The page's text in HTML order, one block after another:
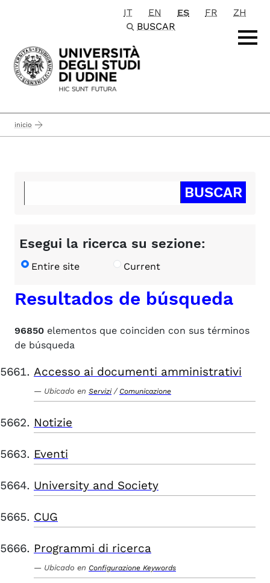
Passa al contenuto principale
IT EN ES FR
ZH
BUSCAR
inicio
Esegui la ricerca su sezione:
Entire site Current
Resultados de búsqueda
96850 elementos que coinciden con sus términos
de búsqueda
Accesso ai documenti amministrativi
Ubicado en Servizi / Comunicazione
Notizie
Eventi
University and Society
CUG
Programmi di ricerca
Ubicado en Configurazione Keywords